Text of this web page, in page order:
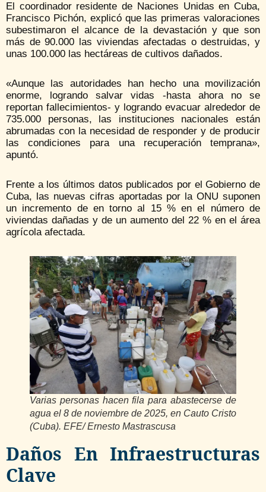
El coordinador residente de Naciones Unidas en Cuba,
Francisco Pichón, explicó que las primeras valoraciones
subestimaron el alcance de la devastación y que son
más de 90.000 las viviendas afectadas o destruidas, y
unas 100.000 las hectáreas de cultivos dañados.
«Aunque las autoridades han hecho una movilización
enorme, logrando salvar vidas -hasta ahora no se
reportan fallecimientos- y logrando evacuar alrededor de
735.000 personas, las instituciones nacionales están
abrumadas con la necesidad de responder y de producir
las condiciones para una recuperación temprana»,
apuntó.
Frente a los últimos datos publicados por el Gobierno de
Cuba, las nuevas cifras aportadas por la ONU suponen
un incremento de en torno al 15 % en el número de
viviendas dañadas y de un aumento del 22 % en el área
agrícola afectada.
Varias personas hacen fila para abastecerse de
agua el 8 de noviembre de 2025, en Cauto Cristo
(Cuba). EFE/ Ernesto Mastrascusa
Daños En Infraestructuras
Clave